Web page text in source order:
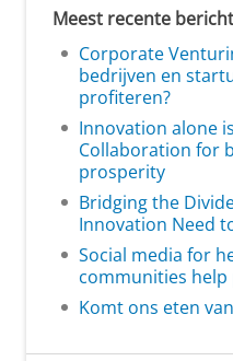
Meest recente
Corporate
bedrijven en
profiteren?
Innovation alone
Collaboration for
prosperity
Bridging the
Innovation Need
Social media for
communities help
Komt ons eten